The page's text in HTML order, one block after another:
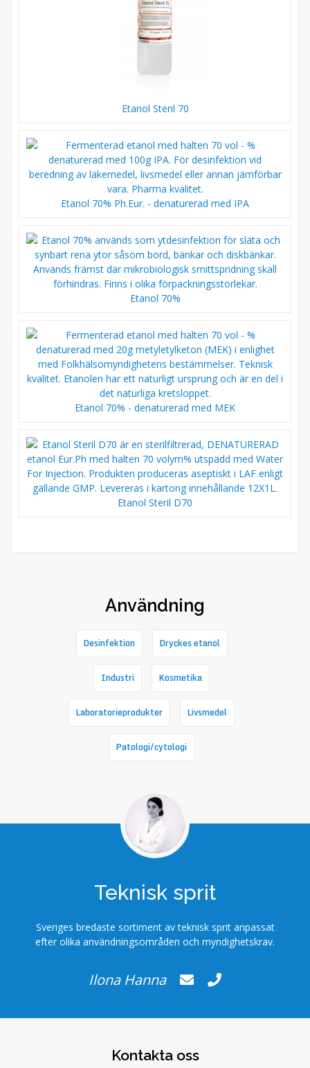
Etanol Steril 70
Etanol 70% Ph.Eur. - denaturerad med IPA
Etanol 70%
Etanol 70% - denaturerad med MEK
Etanol Steril D70
Användning
Desinfektion Dryckes etanol
Industri Kosmetika
Laboratorieprodukter Livsmedel
Patologi/cytologi
Teknisk sprit
Sveriges bredaste sortiment av teknisk sprit anpassat
efter olika användningsområden och myndighetskrav.
Ilona Hanna
Kontakta oss